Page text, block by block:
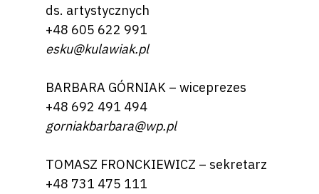
ds. artystycznych
+48 605 622 991
esku@kulawiak.pl
BARBARA GÓRNIAK – wiceprezes
+48 692 491 494
gorniakbarbara@wp.pl
TOMASZ FRONCKIEWICZ – sekretarz
+48 731 475 111